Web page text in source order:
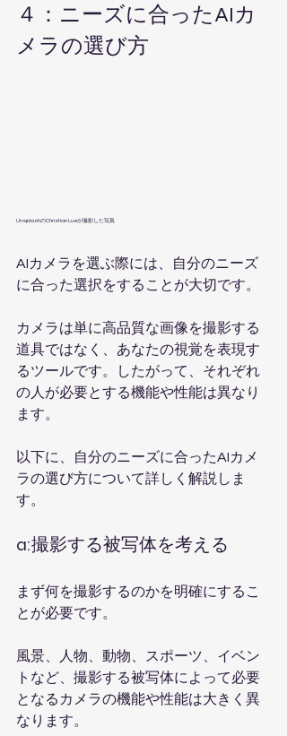
４：ニーズに合ったAIカ
メラの選び方
UnsplashのChristian Lueが撮影した写真
AIカメラを選ぶ際には、自分のニーズ
に合った選択をすることが大切です。
カメラは単に高品質な画像を撮影する
道具ではなく、あなたの視覚を表現す
るツールです。したがって、それぞれ
の人が必要とする機能や性能は異なり
ます。
以下に、自分のニーズに合ったAIカメ
ラの選び方について詳しく解説しま
す。
a:撮影する被写体を考える
まず何を撮影するのかを明確にするこ
とが必要です。
風景、人物、動物、スポーツ、イベン
トなど、撮影する被写体によって必要
となるカメラの機能や性能は大きく異
なります。